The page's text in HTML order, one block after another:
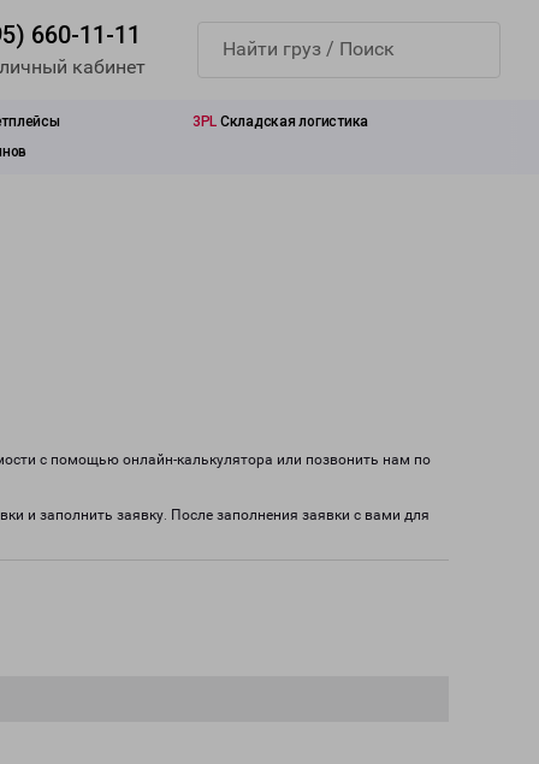
660-11-11
кабинет
3PL Складская логистика
с помощью онлайн-калькулятора или позвонить нам по
и заполнить заявку. После заполнения заявки с вами для